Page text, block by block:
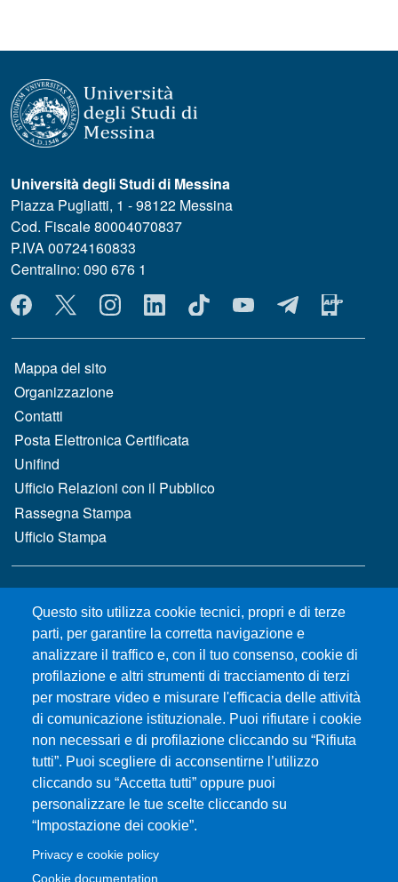
Questo sito utilizza cookie tecnici, propri e di terze
parti, per garantire la corretta navigazione e
analizzare il traffico e, con il tuo consenso, cookie di
profilazione e altri strumenti di tracciamento di terzi
per mostrare video e misurare l'efficacia delle attività
di comunicazione istituzionale. Puoi rifiutare i cookie
non necessari e di profilazione cliccando su “Rifiuta
tutti”. Puoi scegliere di acconsentirne l’utilizzo
cliccando su “Accetta tutti” oppure puoi
personalizzare le tue scelte cliccando su
“Impostazione dei cookie”.
Privacy e cookie policy
Cookie documentation
Università degli Studi di Messina
Piazza Pugliatti, 1 - 98122 Messina
Cod. Fiscale 80004070837
P.IVA 00724160833
Centralino: 090 676 1
MENÙ SOCIAL
MENÙ FOOTER 1
Mappa del sito
Organizzazione
Contatti
Posta Elettronica Certificata
Unifind
Ufficio Relazioni con il Pubblico
Rassegna Stampa
Ufficio Stampa
MENÙ FOOTER 2
Bandi e concorsi
Gare d'appalto
Albo online
CIAM - Servizi Informatici
Brand Identity
Elenco siti tematici
Servizi per Disabilità e DSA
Sostieni Unime
Performance - trasparenza
Amministrazione trasparente
Note Legali